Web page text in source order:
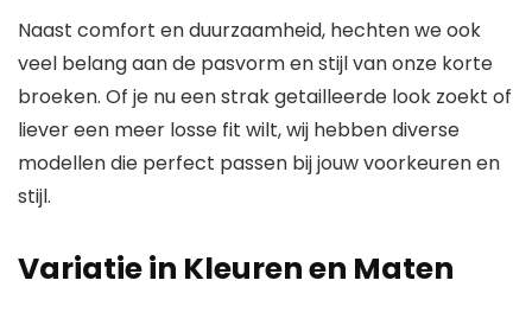
Naast comfort en duurzaamheid, hechten we ook
veel belang aan de pasvorm en stijl van onze korte
broeken. Of je nu een strak getailleerde look zoekt of
liever een meer losse fit wilt, wij hebben diverse
modellen die perfect passen bij jouw voorkeuren en
stijl.
Variatie in Kleuren en Maten